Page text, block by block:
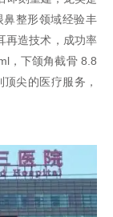
整形领域经验丰
再造技术，成功率
，下颌角截骨 8.8
尖的医疗服务，